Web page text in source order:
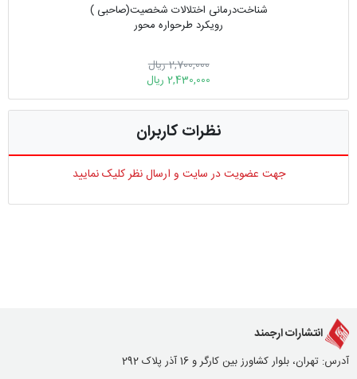
شناخت‌درمانی اختلالات شخصیت(صاحبی )
رویکرد طرحواره محور
2,700,000 ریال
2,430,000 ریال
نظرات کاربران
جهت عضویت در سایت و ارسال نظر کلیک نمایید
انتشارات ارجمند
آدرس: تهران، بلوار کشاورز بین کارگر و 16 آذر پلاک 292